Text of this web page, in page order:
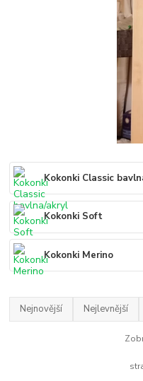
Kokonki Classic
Kokonki Soft
Kokonki Merino
Nejnovější Nejlevnější